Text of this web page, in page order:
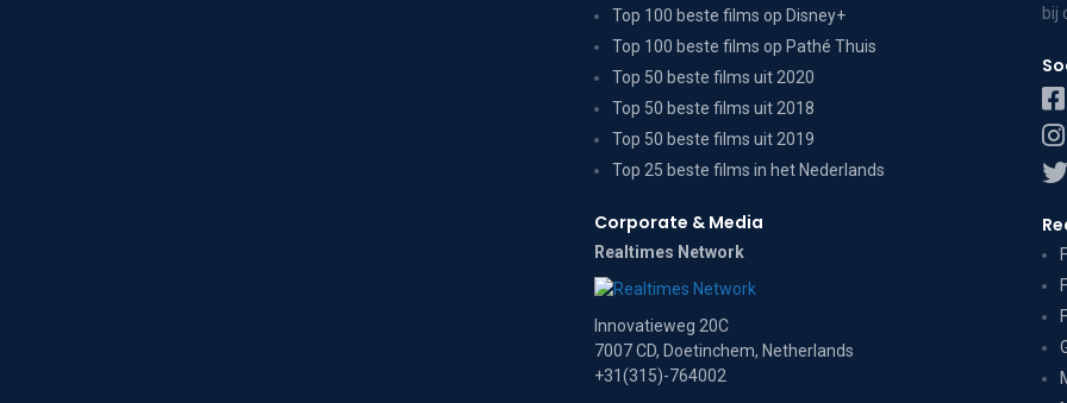
Top 100 beste films op Disney+
Top 100 beste films op Pathé Thuis
Top 50 beste films uit 2020
Top 50 beste films uit 2018
Top 50 beste films uit 2019
Top 25 beste films in het Nederlands
Corporate & Media
Realtimes Network
Innovatieweg 20C
7007 CD, Doetinchem, Netherlands
+31(315)-764002
bij